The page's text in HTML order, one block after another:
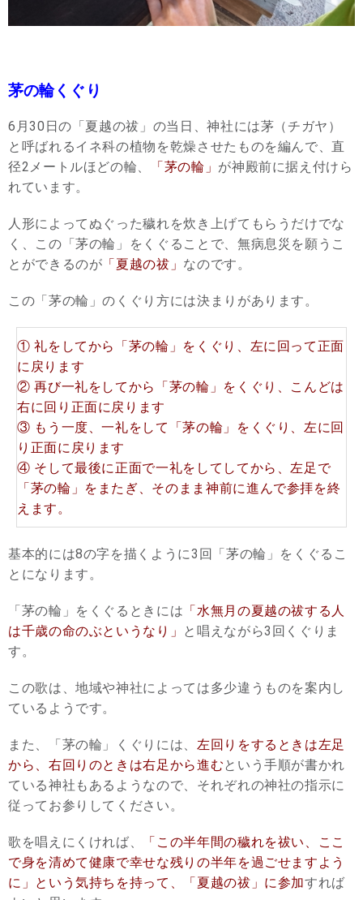
茅の輪くぐり
6月30日の「夏越の祓」の当日、神社には茅（チガヤ）
と呼ばれるイネ科の植物を乾燥させたものを編んで、直
径2メートルほどの輪、
「茅の輪」 が神殿前に据え付けら
れています。
人形によってぬぐった穢れを炊き上げてもらうだけでな
く、この「茅の輪」をくぐることで、無病息災を願うこ
とができるのが 「夏越の祓」 なのです。
この「茅の輪」のくぐり方には決まりがあります。
① 礼をしてから「茅の輪」をくぐり、左に回って正面
に戻ります
② 再び一礼をしてから「茅の輪」をくぐり、こんどは
右に回り正面に戻ります
③ もう一度、一礼をして「茅の輪」をくぐり、左に回
り正面に戻ります
④ そして最後に正面で一礼をしてしてから、左足で
「茅の輪」をまたぎ、そのまま神前に進んで参拝を終
えます。
基本的には8の字を描くように3回「茅の輪」をくぐるこ
とになります。
「茅の輪」をくぐるときには 「水無月の夏越の祓する人
は千歳の命のぶというなり」 と唱えながら3回くぐりま
す。
この歌は、地域や神社によっては多少違うものを案内し
ているようです。
また、「茅の輪」くぐりには、 左回りをするときは左足
から、右回りのときは右足から進むという手順が書かれ
ている神社もあるようなので、それぞれの神社の指示に
従ってお参りしてください。
歌を唱えにくければ、
「この半年間の穢れを祓い、ここ
で身を清めて健康で幸せな残りの半年を過ごせますよう
に」という気持ちを持って、「夏越の祓」に参加すれば